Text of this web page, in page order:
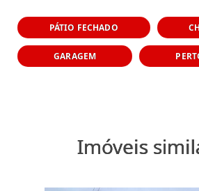
PÁTIO FECHADO
GARAGEM
Imóveis